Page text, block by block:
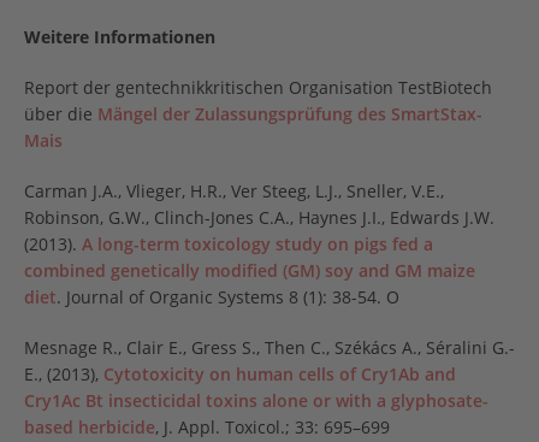
Weitere Informationen
Report der gentechnikkritischen Organisation TestBiotech
über die Mängel der Zulassungsprüfung des SmartStax-
Mais
Carman J.A., Vlieger, H.R., Ver Steeg, L.J., Sneller, V.E.,
Robinson, G.W., Clinch-Jones C.A., Haynes J.I., Edwards J.W.
(2013). A long-term toxicology study on pigs fed a
combined genetically modified (GM) soy and GM maize
diet. Journal of Organic Systems 8 (1): 38-54. O
Mesnage R., Clair E., Gress S., Then C., Székács A., Séralini G.-
E., (2013), Cytotoxicity on human cells of Cry1Ab and
Cry1Ac Bt insecticidal toxins alone or with a glyphosate-
based herbicide, J. Appl. Toxicol.; 33: 695–699